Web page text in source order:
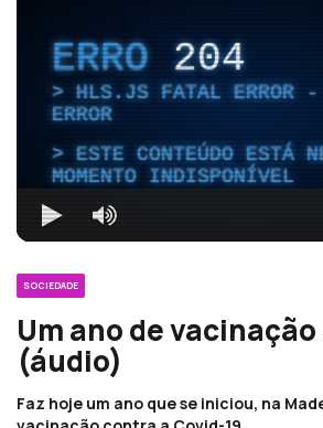
ERRO204
HLS.JS FATAL ERROR -
ERROR
ESTE CONTEÚDO ESTÁ
MOMENTO INDISPONÍVEL
SOCIEDADE
Um ano de
(áudio)
Faz hoje um ano que se iniciou, na